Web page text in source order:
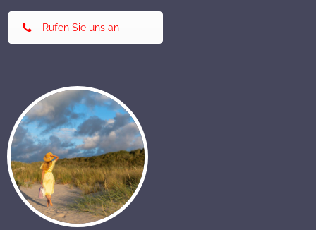
Rufen Sie uns an